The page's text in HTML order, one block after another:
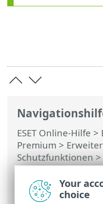
ESET Online-Hilfe >
Premium >
Schutzfunktionen>
Firewall-Regeln >
Bearbeiten von
Your
choice